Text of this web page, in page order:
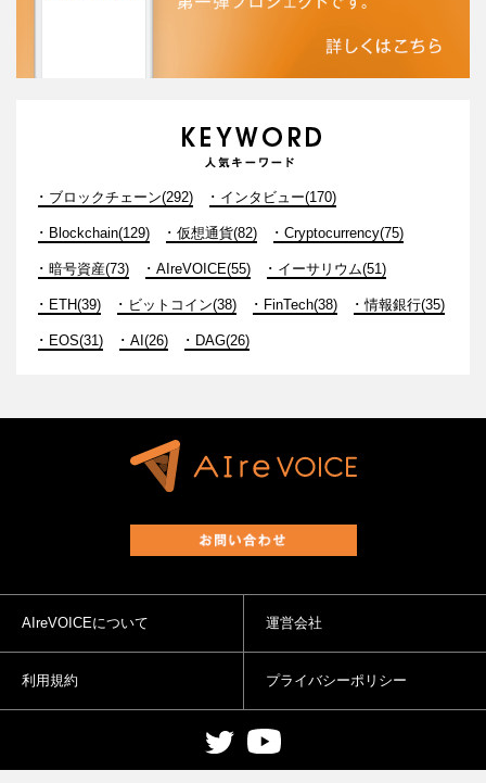
ブロックチェーン(292) インタビュー(170)
Blockchain(129) 仮想通貨(82) Cryptocurrency(75)
暗号資産(73) AIreVOICE(55) イーサリウム(51)
ETH(39) ビットコイン(38) FinTech(38) 情報銀行(35)
EOS(31) AI(26) DAG(26)
AIreVOICEについて 運営会社
利用規約 プライバシーポリシー